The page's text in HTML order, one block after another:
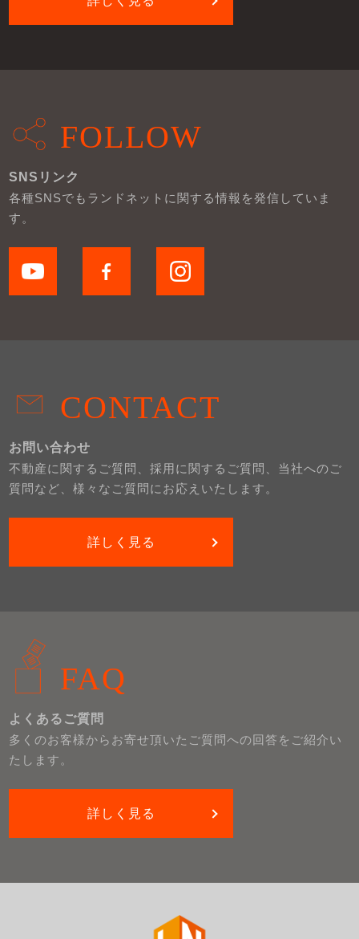
FOLLOW
SNSリンク
各種SNSでもランドネットに関する情報を発信していま
す。
CONTACT
お問い合わせ
不動産に関するご質問、採用に関するご質問、当社へのご
質問など、様々なご質問にお応えいたします。
詳しく見る
FAQ
よくあるご質問
多くのお客様からお寄せ頂いたご質問への回答をご紹介い
たします。
詳しく見る